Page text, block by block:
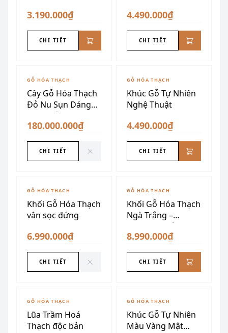
3.190.000₫
CHI TIẾT
4.490.000₫
CHI TIẾT
ĐÃ SƯU TẦM
GỖ HÓA THẠCH
Cây Gỗ Hóa Thạch
Đỏ Nu Sụn Dáng
Ngọn Lửa
180.000.000₫
CHI TIẾT
GỖ HÓA THẠCH
Khúc Gỗ Tự Nhiên
Nghệ Thuật
4.490.000₫
CHI TIẾT
ĐÃ SƯU TẦM
GỖ HÓA THẠCH
Khối Gỗ Hóa Thạch
vân sọc đứng
6.990.000₫
CHI TIẾT
GỖ HÓA THẠCH
Khối Gỗ Hóa Thạch
Ngà Trắng –
Nguyên Khối, Sang
Trọng, Phong Thủy
8.990.000₫
CHI TIẾT
ĐÃ SƯU TẦM
GỖ HÓA THẠCH
Lũa Trầm Hoá
Thạch độc bản
ĐÃ SƯU TẦM
GỖ HÓA THẠCH
Khúc Gỗ Tự Nhiên
Màu Vàng Mật